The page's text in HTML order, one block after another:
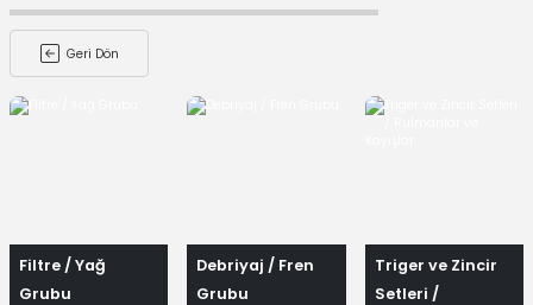
Geri Dön
Filtre / Yağ
Grubu
Debriyaj / Fren
Grubu
Triger ve Zincir
Setleri /